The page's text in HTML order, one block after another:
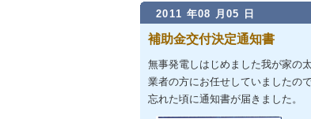
2011 年08 月05 日
補助金交付決定通知書
無事発電しはじめました我が家の
業者の方にお任せしていましたの
忘れた頃に通知書が届きました。